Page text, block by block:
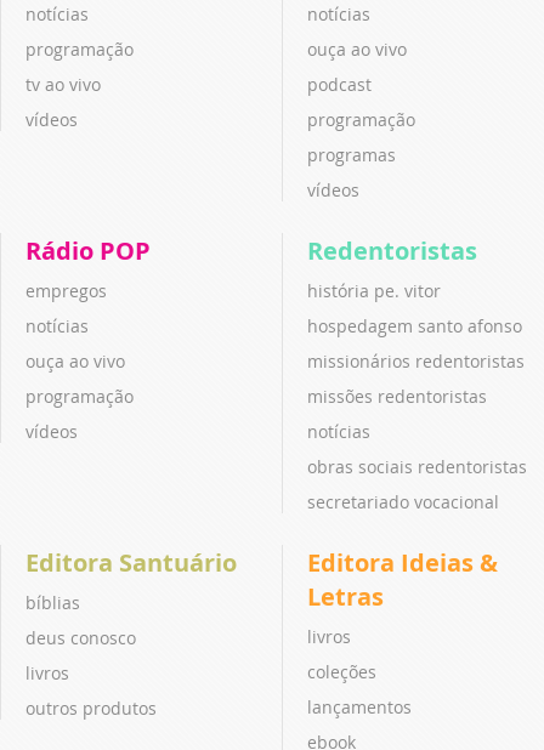
notícias
programação
tv ao vivo
vídeos
notícias
ouça ao vivo
podcast
programação
programas
vídeos
Rádio POP
empregos
notícias
ouça ao vivo
programação
vídeos
Redentoristas
história pe. vitor
hospedagem santo afonso
missionários redentoristas
missões redentoristas
notícias
obras sociais redentoristas
secretariado vocacional
Editora Santuário
bíblias
deus conosco
livros
outros produtos
Editora Ideias &
Letras
livros
coleções
lançamentos
ebook